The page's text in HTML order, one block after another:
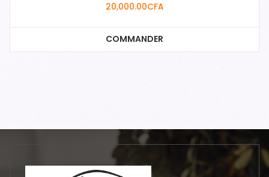
20,000.00CFA
COMMANDER